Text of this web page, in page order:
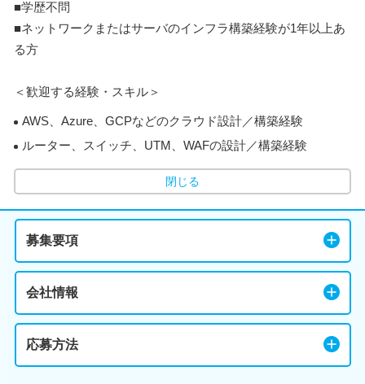
■学歴不問
■ネットワークまたはサーバのインフラ構築経験が1年以上あ
る方
＜歓迎する経験・スキル＞
AWS、Azure、GCPなどのクラウド設計／構築経験
ルーター、スイッチ、UTM、WAFの設計／構築経験
閉じる
募集要項
会社情報
応募方法